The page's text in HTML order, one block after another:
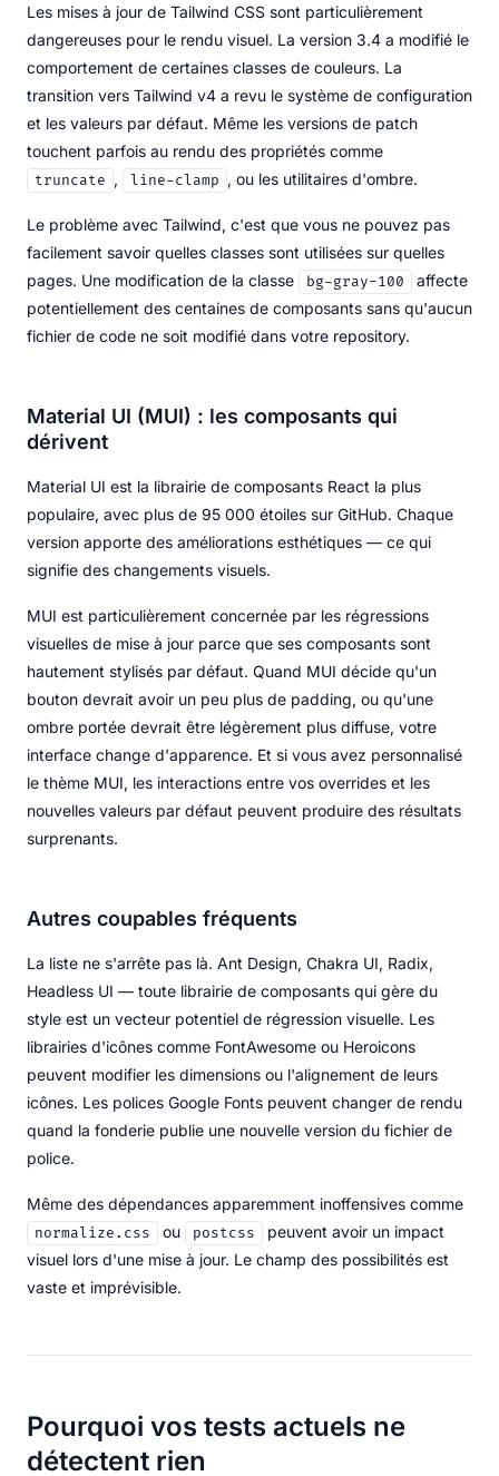
Les mises à jour de Tailwind CSS sont particulièrement
dangereuses pour le rendu visuel. La version 3.4 a modifié le
comportement de certaines classes de couleurs. La
transition vers Tailwind v4 a revu le système de configuration
et les valeurs par défaut. Même les versions de patch
touchent parfois au rendu des propriétés comme
truncate , line-clamp , ou les utilitaires d'ombre.
Le problème avec Tailwind, c'est que vous ne pouvez pas
facilement savoir quelles classes sont utilisées sur quelles
pages. Une modification de la classe
bg-gray-100
affecte
potentiellement des centaines de composants sans qu'aucun
fichier de code ne soit modifié dans votre repository.
Material UI (MUI) : les composants qui
dérivent
Material UI est la librairie de composants React la plus
populaire, avec plus de 95 000 étoiles sur GitHub. Chaque
version apporte des améliorations esthétiques — ce qui
signifie des changements visuels.
MUI est particulièrement concernée par les régressions
visuelles de mise à jour parce que ses composants sont
hautement stylisés par défaut. Quand MUI décide qu'un
bouton devrait avoir un peu plus de padding, ou qu'une
ombre portée devrait être légèrement plus diffuse, votre
interface change d'apparence. Et si vous avez personnalisé
le thème MUI, les interactions entre vos overrides et les
nouvelles valeurs par défaut peuvent produire des résultats
surprenants.
Autres coupables fréquents
La liste ne s'arrête pas là. Ant Design, Chakra UI, Radix,
Headless UI — toute librairie de composants qui gère du
style est un vecteur potentiel de régression visuelle. Les
librairies d'icônes comme FontAwesome ou Heroicons
peuvent modifier les dimensions ou l'alignement de leurs
icônes. Les polices Google Fonts peuvent changer de rendu
quand la fonderie publie une nouvelle version du fichier de
police.
Même des dépendances apparemment inoffensives comme
normalize.css ou postcss
peuvent avoir un impact
visuel lors d'une mise à jour. Le champ des possibilités est
vaste et imprévisible.
Pourquoi vos tests actuels ne
détectent rien